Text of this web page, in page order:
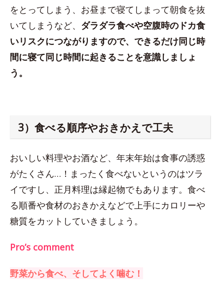
をとってしまう、お昼まで寝てしまって朝食を抜
いてしまうなど、 ダラダラ食べや空腹時のドカ食
いリスクにつながりますので、できるだけ同じ時
間に寝て同じ時間に起きることを意識しましょ
う。
3）食べる順序やおきかえで工夫
おいしい料理やお酒など、年末年始は食事の誘惑
がたくさん…！まったく食べないというのはツラ
イですし、正月料理は縁起物でもあります。食べ
る順番や食材のおきかえなどで上手にカロリーや
糖質をカットしていきましょう。
Pro’s comment
野菜から食べ、そしてよく噛む！